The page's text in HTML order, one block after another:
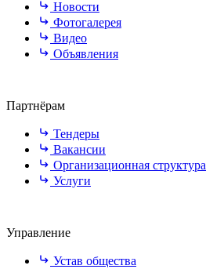
Новости
Фотогалерея
Видео
Объявления
Партнёрам
Тендеры
Вакансии
Организационная структура
Услуги
Управление
Устав общества